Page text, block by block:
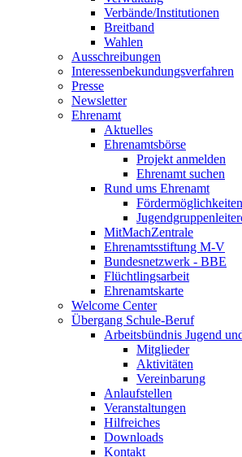
Verbände/Institutionen
Breitband
Wahlen
Ausschreibungen
Interessen­bekundungsverfahren
Presse
Newsletter
Ehrenamt
Aktuelles
Ehrenamtsbörse
Projekt anmelden
Ehrenamt suchen
Rund ums Ehrenamt
Fördermöglichkeiten
MitMachZentrale
Ehrenamtsstiftung M-V
Bundesnetzwerk - BBE
Flüchtlingsarbeit
Ehrenamtskarte
Welcome Center
Übergang Schule-Beruf
Arbeitsbündnis Jugend
Mitglieder
Aktivitäten
Vereinbarung
Anlaufstellen
Veranstaltungen
Hilfreiches
Downloads
Kontakt